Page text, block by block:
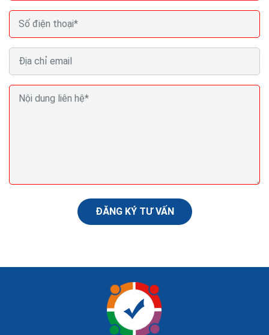
ĐĂNG KÝ TƯ VẤN